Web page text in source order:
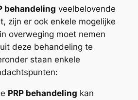
behandeling veelbelovende
zijn er ook enkele mogelijke
overweging moet nemen
deze behandeling te
staan enkele
PRP behandeling kan